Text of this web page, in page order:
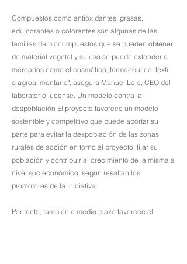
Compuestos como antioxidantes, grasas,
edulcorantes o colorantes son algunas de las
familias de biocompuestos que se pueden obtener
de material vegetal y su uso se puede extender a
mercados como el cosmético, farmacéutico, textil
o agroalimentario", asegura Manuel Lolo, CEO del
laboratorio lucense. Un modelo contra la
despoblación El proyecto favorece un modelo
sostenible y competitivo que puede aportar su
parte para evitar la despoblación de las zonas
rurales de acción en torno al proyecto, fijar su
población y contribuir al crecimiento de la misma a
nivel socieconómico, según resaltan los
promotores de la iniciativa.
Por tanto, también a medio plazo favorece el